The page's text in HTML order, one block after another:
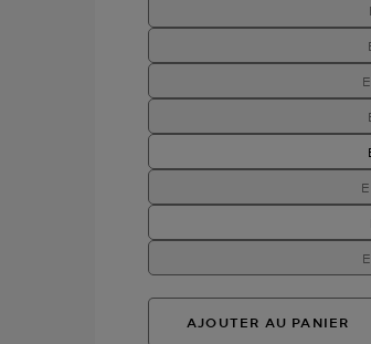
AJOUTER AU PANIER